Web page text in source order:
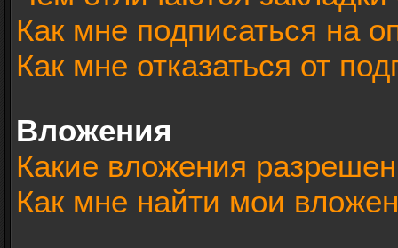
Как мне подписаться на
Как мне отказаться от
Вложения
Какие вложения
Как мне найти мои